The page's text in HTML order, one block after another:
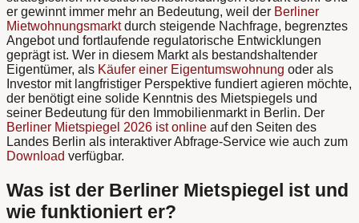
er gewinnt immer mehr an Bedeutung, weil der Berliner
Mietwohnungsmarktdurch steigende Nachfrage, begrenztes
Angebot und fortlaufende regulatorische Entwicklungen
geprägt ist. Wer in diesem Markt als bestandshaltender
Eigentümer, als Käufer einer Eigentumswohnung oder als
Investor mit langfristiger Perspektive fundiert agieren möchte,
der benötigt eine solide Kenntnis des Mietspiegels und
seiner Bedeutung für den Immobilienmarkt in Berlin. Der
Berliner Mietspiegel 2026 ist online auf den Seiten des
Landes Berlin als interaktiver Abfrage-Service wie auch zum
Download verfügbar.
Was ist der Berliner Mietspiegel ist und
wie funktioniert er?